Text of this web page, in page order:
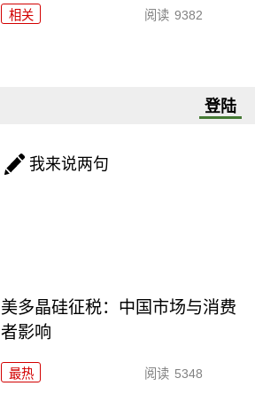
相关 阅读 9382
登陆
我来说两句
美多晶硅征税：中国市场与消费
者影响
最热 阅读 5348